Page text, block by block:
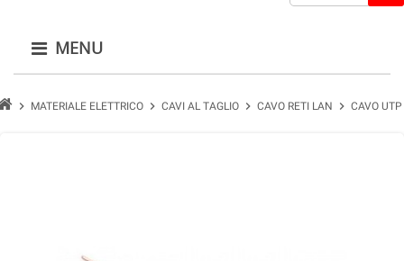
MENU
chevron_right MATERIALE ELETTRICO chevron_right CAVI AL TAGLIO chevron_right CAVO RETI LAN chevron_right CAVO